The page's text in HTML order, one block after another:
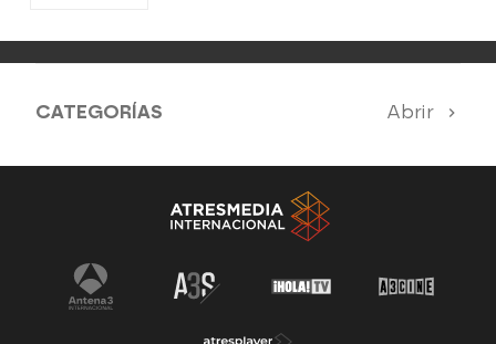
CATEGORÍAS Abrir
Antena 3 Noticias El Hormiguero
Tu cara me suena Pasapalabra